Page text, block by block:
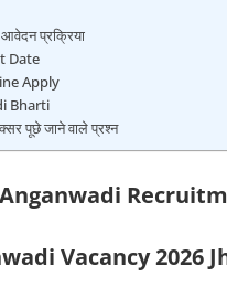
प्रक्रिया
Date
Apply
Bharti
पूछे जाने वाले प्रश्न
Vacancy 2026